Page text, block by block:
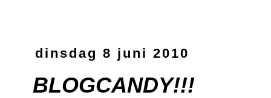
dinsdag 8 juni 2010
BLOGCANDY!!!